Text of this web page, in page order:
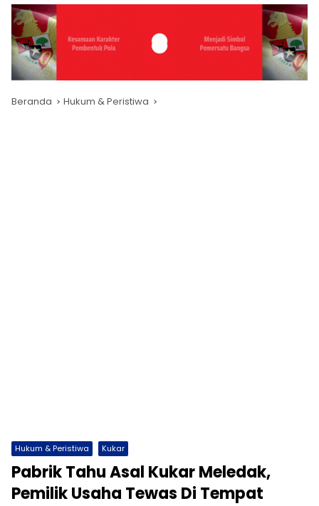
Beranda Hukum & Peristiwa
Hukum & Peristiwa Kukar
Pabrik Tahu Asal Kukar Meledak,
Pemilik Usaha Tewas Di Tempat